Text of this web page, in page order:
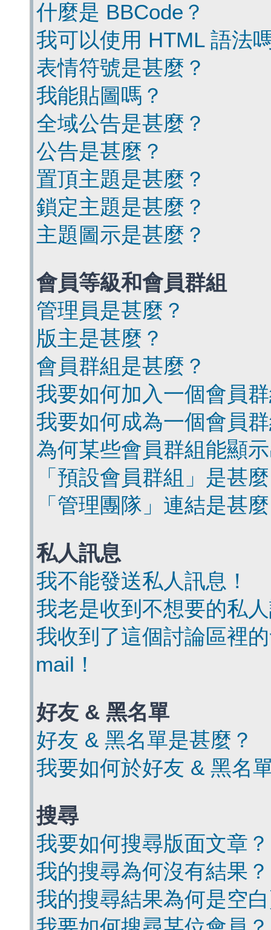
什麼是 BBCode？
我可以使用 HTML 語法
表情符號是甚麼？
我能貼圖嗎？
全域公告是甚麼？
公告是甚麼？
置頂主題是甚麼？
鎖定主題是甚麼？
主題圖示是甚麼？
會員等級和會員群組
管理員是甚麼？
版主是甚麼？
會員群組是甚麼？
我要如何加入一個會員
我要如何成為一個會員
為何某些會員群組能顯
「預設會員群組」是甚
「管理團隊」連結是甚
私人訊息
我不能發送私人訊息！
我老是收到不想要的私
我收到了這個討論區裡
mail！
好友 & 黑名單
好友 & 黑名單是甚麼？
我要如何於好友 & 黑名
搜尋
我要如何搜尋版面文章？
我的搜尋為何沒有結果？
我的搜尋結果為何是空